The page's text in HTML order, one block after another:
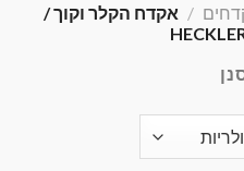
/ אקדח הקלר וקוך /